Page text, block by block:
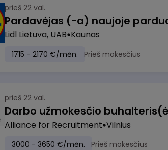
prieš 22 val.
Lidl Lietuva, UAB Kaunas
1715 - 2170 €/mėn. Prieš mokesčius
prieš 22 val.
Darbo užmokesčio
Alliance for Recruitment Vilnius
3000 - 3650 €/mėn. Prieš mokesčius